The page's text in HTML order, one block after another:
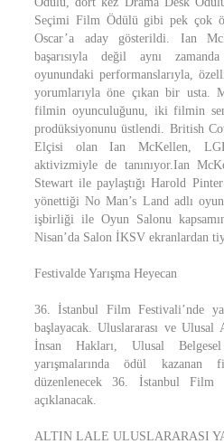
Seçimi Film Ödülü gibi pek çok
Oscar’a aday gösterildi. Ian
başarısıyla değil aynı
oyunundaki performanslarıyla,
yorumlarıyla öne çıkan bir usta.
filmin oyunculuğunu, iki filmin
prodüksiyonunu üstlendi. British
Elçisi olan Ian McKellen,
aktivizmiyle de tanınıyor.Ian
Stewart ile paylaştığı Harold
yönettiği No Man’s Land adlı
işbirliği ile Oyun Salonu
Nisan’da Salon İKSV ekranlardan
Festivalde Yarışma Heyecan
36. İstanbul Film Festivali’nde
başlayacak. Uluslararası ve
İnsan Hakları, Ulusal
yarışmalarında ödül
düzenlenecek 36. İstanbul Film
açıklanacak.
ALTIN LALE ULUSLARARASI